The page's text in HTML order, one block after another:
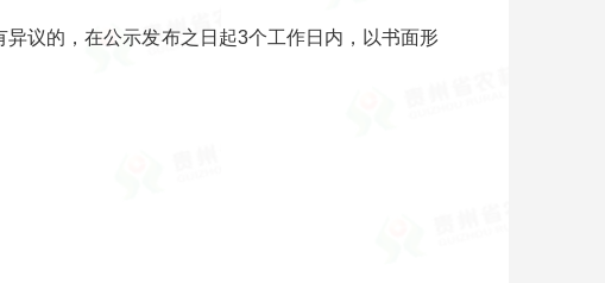
议的，在公示发布之日起3个工作日内，以书面形